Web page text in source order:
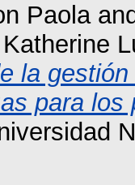
Paola
la
para